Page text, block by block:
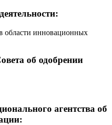
области инновационных
об одобрении
агентства об